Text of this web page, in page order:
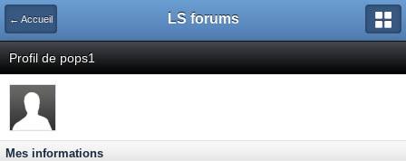
← Accueil LS forums
Profil de pops1
Mes informations